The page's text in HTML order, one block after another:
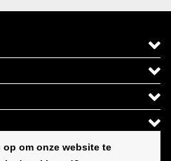
om onze website te
om onze website te